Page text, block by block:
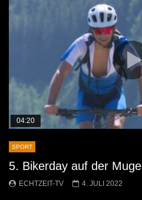
04:20
SPORT
5. Bikerday auf der Mugel
ECHTZEIT-TV 4. JULI 2022